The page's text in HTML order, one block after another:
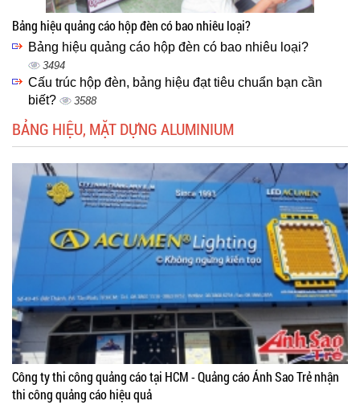
Bảng hiệu quảng cáo hộp đèn có bao nhiêu loại?
Bảng hiệu quảng cáo hộp đèn có bao nhiêu loại?
3494
Cấu trúc hộp đèn, bảng hiệu đạt tiêu chuẩn bạn cần
biết?
3588
BẢNG HIỆU, MẶT DỰNG ALUMINIUM
Công ty thi công quảng cáo tại HCM - Quảng cáo Ánh Sao Trẻ nhận
thi công quảng cáo hiệu quả